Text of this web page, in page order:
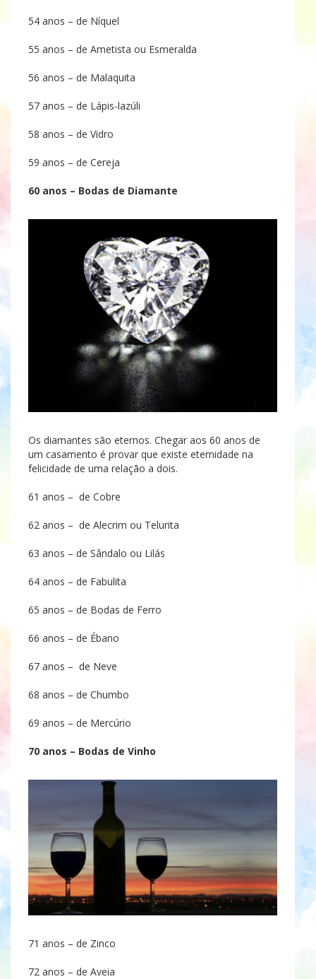
54 anos – de Níquel
55 anos – de Ametista ou Esmeralda
56 anos – de Malaquita
57 anos – de Lápis-lazúli
58 anos – de Vidro
59 anos – de Cereja
60 anos – Bodas de Diamante
Os diamantes são eternos. Chegar aos 60 anos de
um casamento é provar que existe eternidade na
felicidade de uma relação a dois.
61 anos – de Cobre
62 anos – de Alecrim ou Telurita
63 anos – de Sândalo ou Lilás
64 anos – de Fabulita
65 anos – de Bodas de Ferro
66 anos – de Ébano
67 anos – de Neve
68 anos – de Chumbo
69 anos – de Mercúrio
70 anos – Bodas de Vinho
71 anos – de Zinco
72 anos – de Aveia